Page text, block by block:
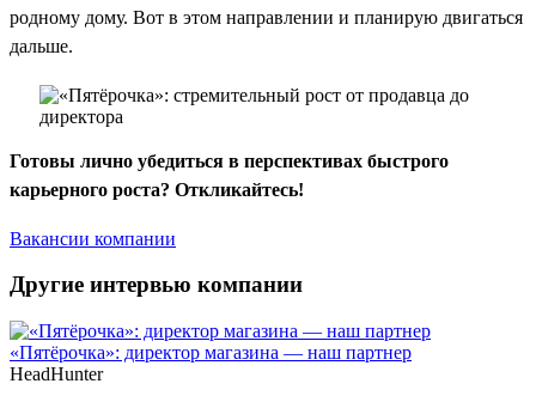
родному дому. Вот в этом направлении и планирую двигаться
дальше.
Готовы лично убедиться в перспективах быстрого
карьерного роста? Откликайтесь!
Вакансии компании
Другие интервью компании
«Пятёрочка»: директор магазина — наш партнер
HeadHunter